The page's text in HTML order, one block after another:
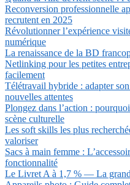
Reconversion professionnelle
recrutent en 2025
Révolutionner l’expérience
numérique
La renaissance de la BD
Netlinking pour les petites
facilement
Télétravail hybride : adapter
nouvelles attentes
Plongez dans l’action :
scène culturelle
Les soft skills les plus
valoriser
Sacs à main femme :
fonctionnalité
Le Livret A à 1,7 % — La